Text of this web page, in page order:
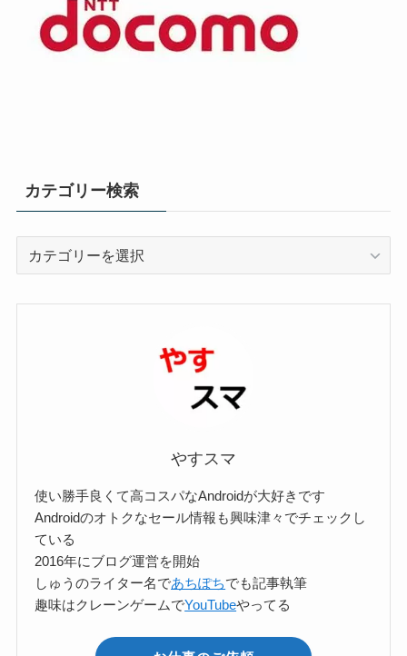
カテゴリー検索
やすスマ
使い勝手良くて高コスパなAndroidが大好きです
Androidのオトクなセール情報も興味津々でチェックし
ている
2016年にブログ運営を開始
しゅうのライター名であちぽちでも記事執筆
趣味はクレーンゲームでYouTubeやってる